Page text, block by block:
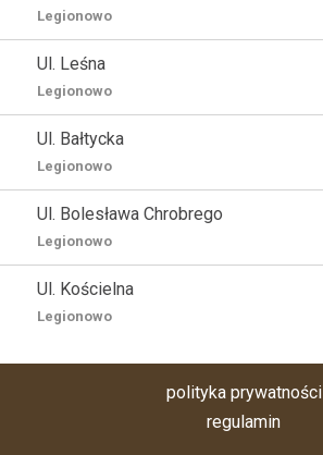
Legionowo
Ul. Leśna
Legionowo
Ul. Bałtycka
Legionowo
Ul. Bolesława Chrobrego
Legionowo
Ul. Kościelna
Legionowo
polityka prywatności
regulamin